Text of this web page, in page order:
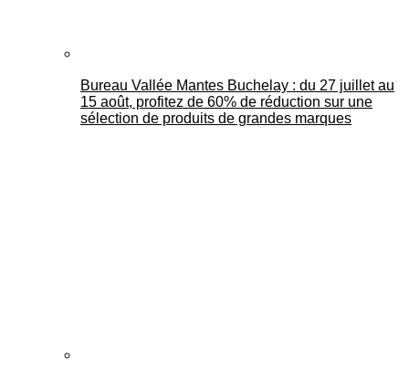
Bureau Vallée Mantes Buchelay : du 27 juillet au
15 août, profitez de 60% de réduction sur une
sélection de produits de grandes marques